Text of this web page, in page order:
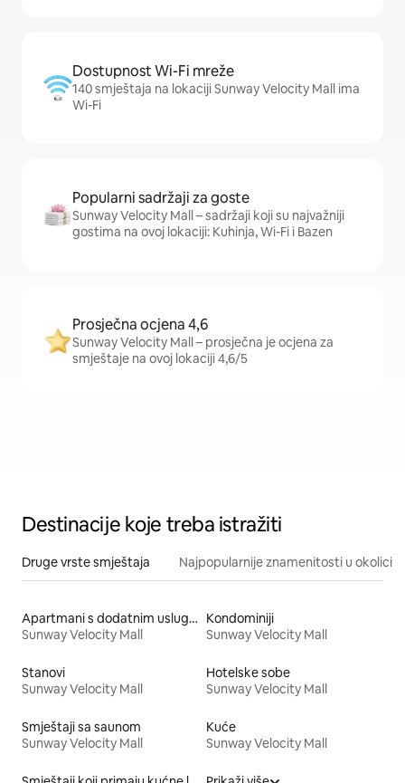
Dostupnost Wi-Fi mreže
140 smještaja na lokaciji Sunway Velocity Mall ima
Wi-Fi
Popularni sadržaji za goste
Sunway Velocity Mall – sadržaji koji su najvažniji
gostima na ovoj lokaciji: Kuhinja, Wi-Fi i Bazen
Prosječna ocjena 4,6
Sunway Velocity Mall – prosječna je ocjena za
smještaje na ovoj lokaciji 4,6/5
Destinacije koje treba istražiti
Druge vrste smještaja Najpopularnije znamenitosti u okolici
Apartmani s dodatnim uslugama
Sunway Velocity Mall
Kondominiji
Sunway Velocity Mall
Stanovi
Sunway Velocity Mall
Hotelske sobe
Sunway Velocity Mall
Smještaji sa saunom
Sunway Velocity Mall
Kuće
Sunway Velocity Mall